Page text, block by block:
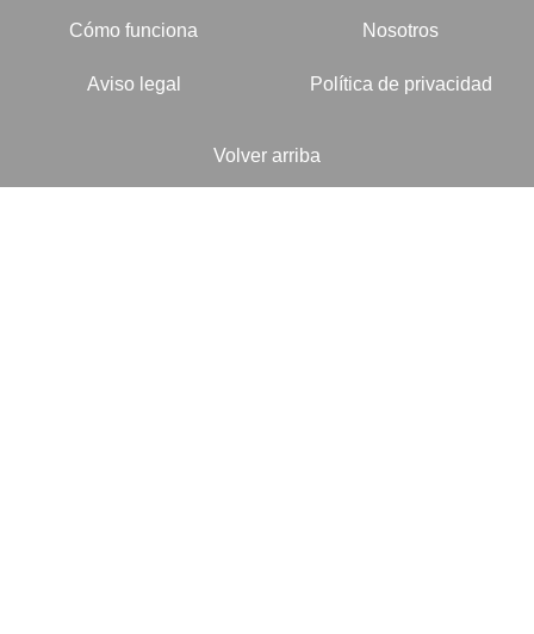
Cómo funciona Nosotros
Aviso legal Política de privacidad
Volver arriba